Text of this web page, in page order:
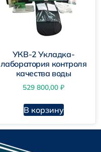
УКВ-2 Укладка-
лаборатория контроля
качества воды
529 800,00 ₽
В корзину